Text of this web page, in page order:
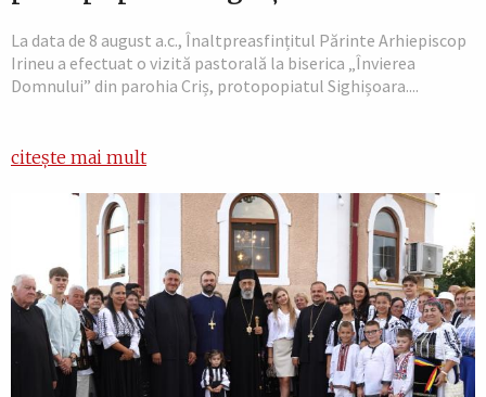
La data de 8 august a.c., Înaltpreasfințitul Părinte Arhiepiscop
Irineu a efectuat o vizită pastorală la biserica „Învierea
Domnului” din parohia Criș, protopopiatul Sighișoara....
citește mai mult